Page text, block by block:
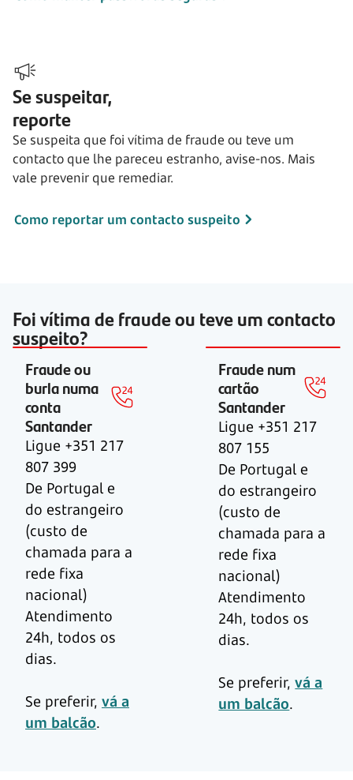
Se suspeitar,
reporte
Se suspeita que foi vítima de fraude ou teve um
contacto que lhe pareceu estranho, avise-nos. Mais
vale prevenir que remediar.
Como reportar um contacto suspeito
Foi vítima de fraude ou teve um contacto
suspeito?
Fraude ou
burla numa
conta
Santander
Ligue +351 217
807 399
De Portugal e
do estrangeiro
(custo de
chamada para a
rede fixa
nacional)
Atendimento
24h, todos os
dias.
Se preferir, vá a
um balcão.
Fraude num
cartão
Santander
Ligue +351 217
807 155
De Portugal e
do estrangeiro
(custo de
chamada para a
rede fixa
nacional)
Atendimento
24h, todos os
dias.
Se preferir,vá a
um balcão.